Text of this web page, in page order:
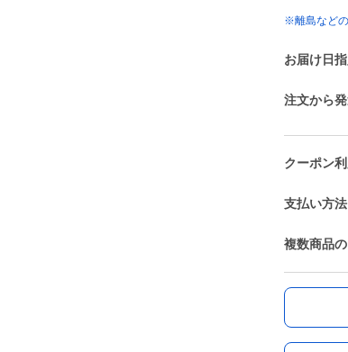
※離島など
お届け日
注文から
クーポン
支払い方法
複数商品